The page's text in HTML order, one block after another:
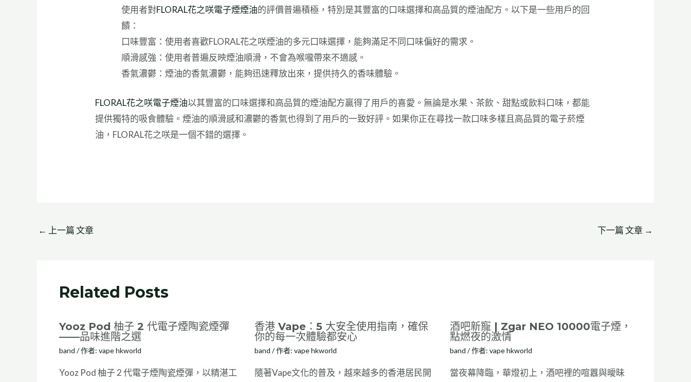
使用者對FLORAL花之咲電子煙煙油的評價普遍積極，特別是其豐富的口味選擇和高品質的煙油配方。以下是一些用戶的回
饋：
口味豐富：使用者喜歡FLORAL花之咲煙油的多元口味選擇，能夠滿足不同口味偏好的需求。
順滑感強：使用者普遍反映煙油順滑，不會為喉嚨帶來不適感。
香氣濃鬱：煙油的香氣濃鬱，能夠迅速釋放出來，提供持久的香味體驗。
FLORAL花之咲電子煙油以其豐富的口味選擇和高品質的煙油配方贏得了用戶的喜愛。無論是水果、茶飲、甜點或飲料口味，都能
提供獨特的吸食體驗。煙油的順滑感和濃鬱的香氣也得到了用戶的一致好評。如果你正在尋找一款口味多樣且高品質的電子菸煙
油，FLORAL花之咲是一個不錯的選擇。
← 上一篇 文章 下一篇 文章 →
Related Posts
Yooz Pod 柚子 2 代電子煙陶瓷煙彈
——品味進階之選
band / 作者: vape hkworld
Yooz Pod 柚子 2 代電子煙陶瓷煙彈，以精湛工
香港 Vape：5 大安全使用指南，確保
你的每一次體驗都安心
band / 作者: vape hkworld
隨著Vape文化的普及，越來越多的香港居民開
酒吧新寵 | Zgar NEO 10000電子煙，
點燃夜的激情
band / 作者: vape hkworld
當夜幕降臨，華燈初上，酒吧裡的喧囂與曖昧